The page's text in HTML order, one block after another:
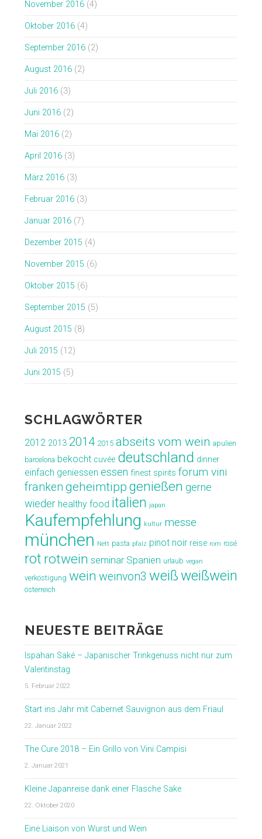
November 2016(4)
Oktober 2016(4)
September 2016(2)
August 2016(2)
Juli 2016(3)
Juni 2016(2)
Mai 2016(2)
April 2016(3)
März 2016(3)
Februar 2016(3)
Januar 2016(7)
Dezember 2015 (4)
November 2015 (6)
Oktober 2015 (6)
September 2015 (5)
August 2015 (8)
Juli 2015 (12)
Juni 2015 (5)
SCHLAGWÖRTER
2012 2013 2014 2015 abseits vom wein apulien
barcelona bekocht cuvée deutschland dinner
einfach geniessen essen finest spirits forum vini
franken geheimtipp genießen gerne
wieder healthy food italien japan
Kaufempfehlung kultur messe
münchen Nett pasta pfalz pinot noir reise rom rosé
rot rotwein seminar Spanien urlaub vegan
verköstigung wein weinvon3 weißweißwein
österreich
NEUESTE BEITRÄGE
Ispahan Saké – Japanischer Trinkgenuss nicht nur zum
Valentinstag
5. Februar 2022
Start ins Jahr mit Cabernet Sauvignon aus dem Friaul
22. Januar 2022
The Cure 2018 – Ein Grillo von Vini Campisi
2. Januar 2021
Kleine Japanreise dank einer Flasche Sake
22. Oktober 2020
Eine Liaison von Wurst und Wein